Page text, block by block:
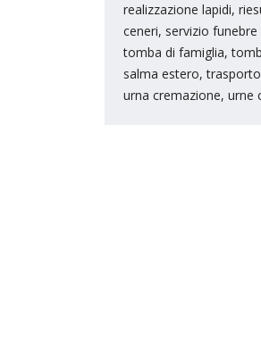
realizzazione lapidi,
ceneri, servizio
tomba di famiglia,
salma estero,
urna cremazione, urne